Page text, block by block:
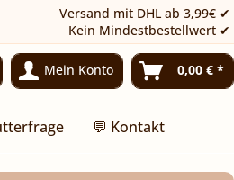
Versand mit DHL ab 3,99€ ✔
Kein Mindestbestellwert ✔
Mein Konto 0,00 € *
💬 Kontakt